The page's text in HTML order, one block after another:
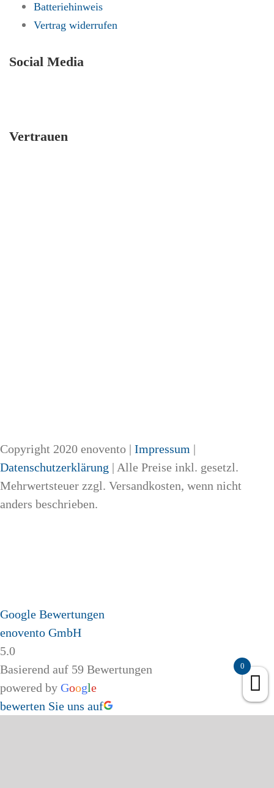
Batteriehinweis
Vertrag widerrufen
Social Media
Vertrauen
Copyright 2020 enovento | Impressum |
Datenschutzerklärung | Alle Preise inkl. gesetzl.
Mehrwertsteuer zzgl. Versandkosten, wenn nicht
anders beschrieben.
Google Bewertungen
enovento GmbH
5.0
Basierend auf 59 Bewertungen
powered by Google
bewerten Sie uns auf
0